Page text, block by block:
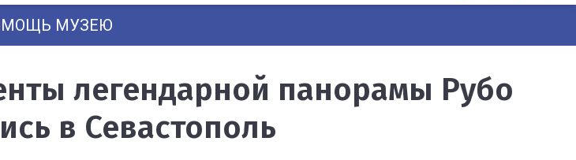
МУЗЕЮ
легендарной панорамы Рубо
в Севастополь